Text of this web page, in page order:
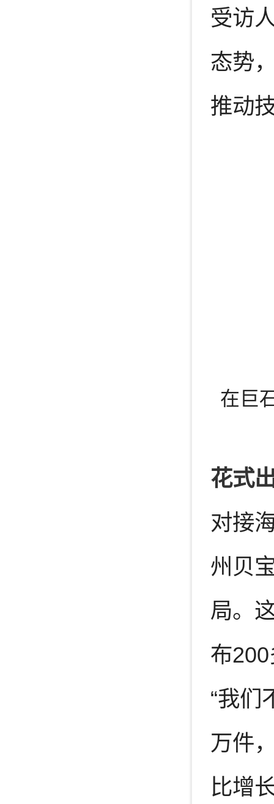
受访
态势
推动
在巨
花式
对接
州贝
局。
布
“我们
万件
比增